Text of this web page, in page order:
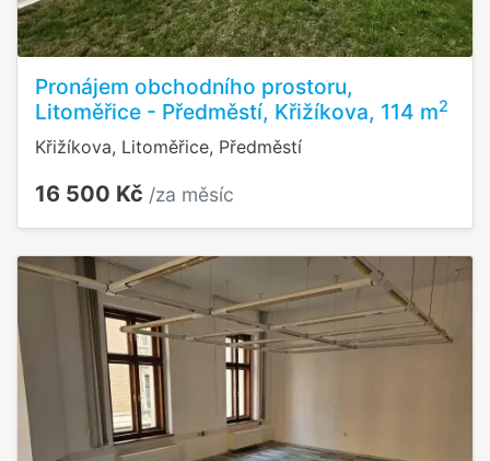
Pronájem obchodního prostoru,
Litoměřice - Předměstí, Křižíkova, 114 m2
Křižíkova, Litoměřice, Předměstí
16 500 Kč /za měsíc